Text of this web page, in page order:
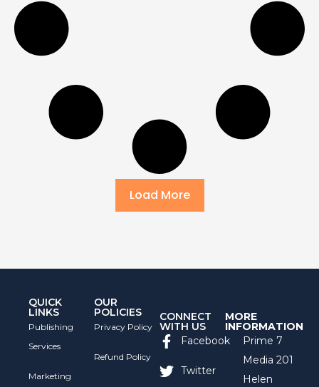
Load More
QUICK
LINKS
Publishing
Services
Marketing
OUR
POLICIES
Privacy Policy
Refund Policy
CONNECT
WITH US
Facebook
Twitter
MORE
INFORMATION
Prime 7
Media 201
Helen